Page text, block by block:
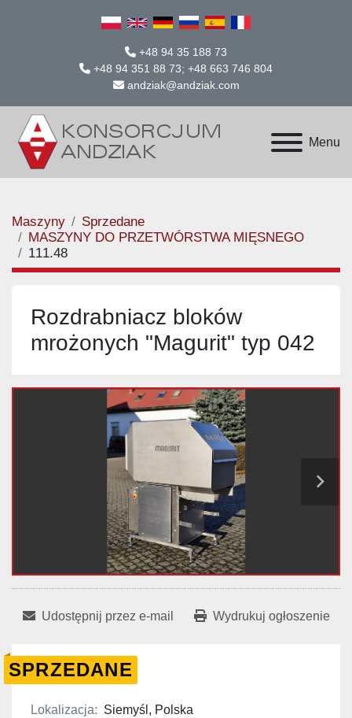
+48 94 35 188 73
+48 94 351 88 73; +48 663 746 804
andziak@andziak.com
Menu
Maszyny
Sprzedane
MASZYNY DO PRZETWÓRSTWA MIĘSNEGO
111.48
Rozdrabniacz bloków
mrożonych "Magurit" typ 042
Udostępnij przez e-mail Wydrukuj ogłoszenie
SPRZEDANE
Lokalizacja: Siemyśl, Polska